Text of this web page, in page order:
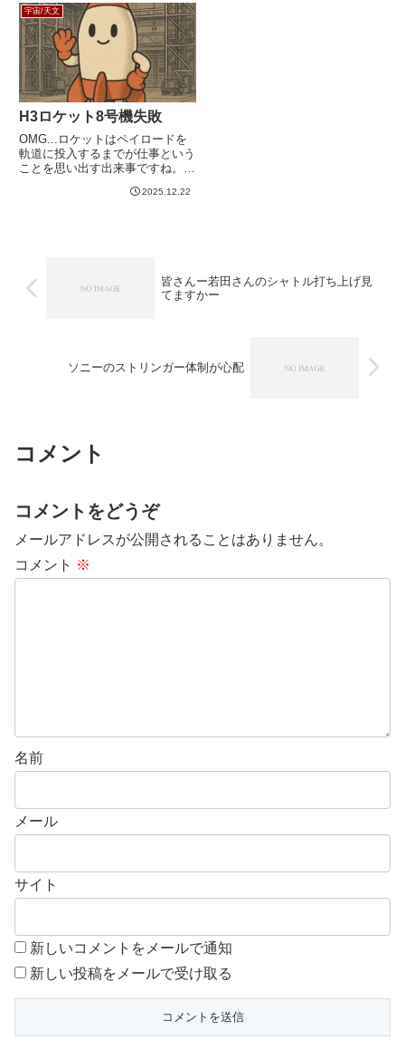
宇宙/天文
H3ロケット8号機失敗
OMG...ロケットはペイロードを
軌道に投入するまでが仕事という
ことを思い出す出来事ですね。
H3ロケットの開発責任者でJAXA
2025.12.22
皆さんー若田さんのシャトル打ち上げ見
てますかー
ソニーのストリンガー体制が心配
コメント
コメントをどうぞ
メールアドレスが公開されることはありません。
コメント ※
名前
メール
サイト
新しいコメントをメールで通知
新しい投稿をメールで受け取る